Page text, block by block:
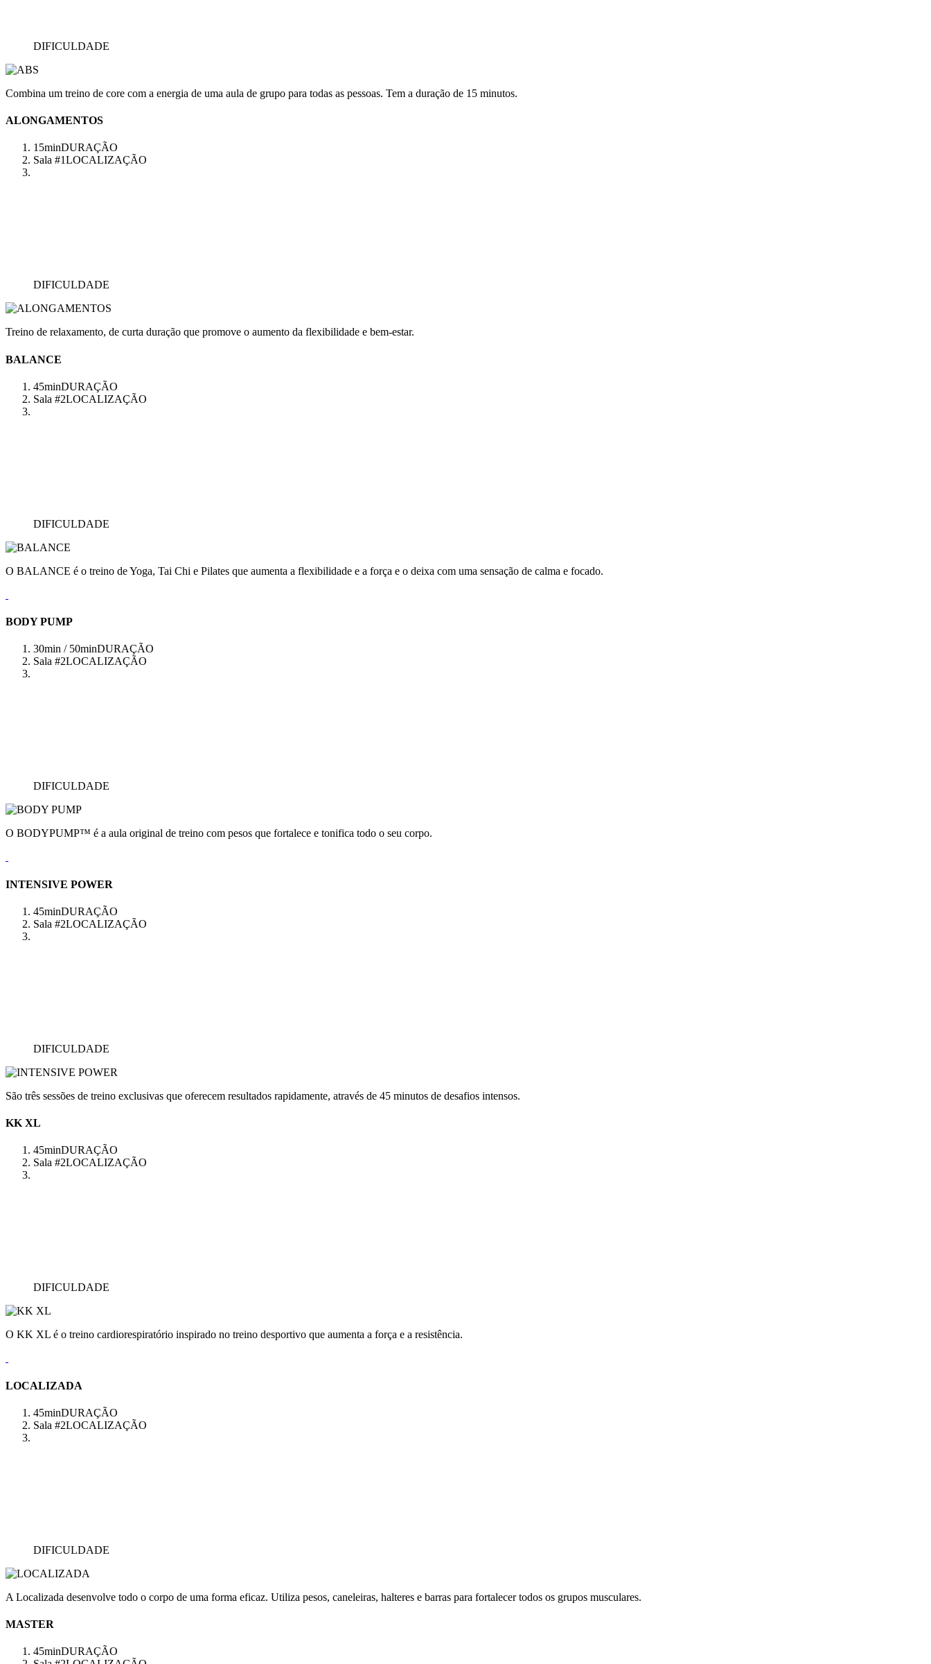
DIFICULDADE
Combina um treino de core com a energia de uma aula de grupo para todas as pessoas. Tem a duração de 15 minutos.
ALONGAMENTOS
15minDURAÇÃO
Sala #1LOCALIZAÇÃO
DIFICULDADE
Treino de relaxamento, de curta duração que promove o aumento da flexibilidade e bem-estar.
BALANCE
45minDURAÇÃO
Sala #2LOCALIZAÇÃO
DIFICULDADE
O BALANCE é o treino de Yoga, Tai Chi e Pilates que aumenta a flexibilidade e a força e o deixa com uma sensação de calma e focado.
BODY PUMP
30min / 50minDURAÇÃO
Sala #2LOCALIZAÇÃO
DIFICULDADE
O BODYPUMP™ é a aula original de treino com pesos que fortalece e tonifica todo o seu corpo.
INTENSIVE POWER
45minDURAÇÃO
Sala #2LOCALIZAÇÃO
DIFICULDADE
São três sessões de treino exclusivas que oferecem resultados rapidamente, através de 45 minutos de desafios intensos.
KK XL
45minDURAÇÃO
Sala #2LOCALIZAÇÃO
DIFICULDADE
O KK XL é o treino cardiorespiratório inspirado no treino desportivo que aumenta a força e a resistência.
LOCALIZADA
45minDURAÇÃO
Sala #2LOCALIZAÇÃO
DIFICULDADE
A Localizada desenvolve todo o corpo de uma forma eficaz. Utiliza pesos, caneleiras, halteres e barras para fortalecer todos os grupos musculares.
MASTER
45minDURAÇÃO